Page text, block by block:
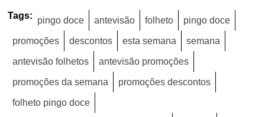
Tags: pingo doce antevisão folheto pingo doce
promoções descontos esta semana semana
antevisão folhetos antevisão promoções
promoções da semana promoções descontos
folheto pingo doce